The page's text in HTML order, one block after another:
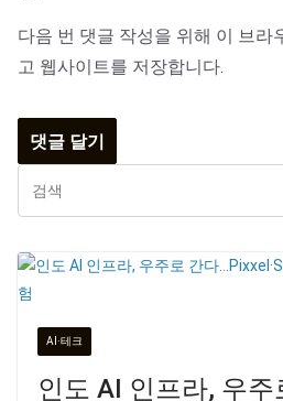
다음 번 댓글 작성을 위해 이 브라
고 웹사이트를 저장합니다.
AI·테크
인도 AI 인프라, 우